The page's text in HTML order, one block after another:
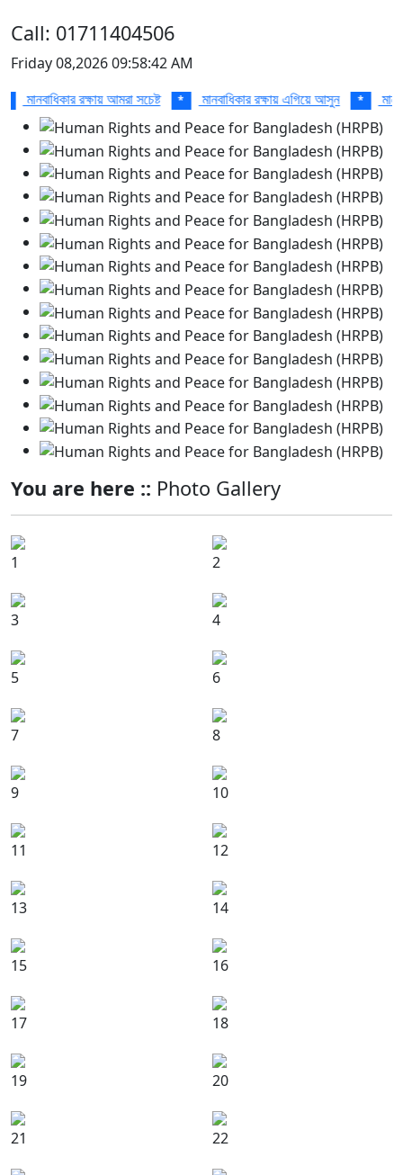
Call: 01711404506
Friday 08,2026 09:58:42 AM
মানবাধিকার রক্ষায় আমরা সচেষ্ট
মানবাধিকার রক্ষায় এগিয়ে আসুন
You are here :: Photo Gallery
1 2
3 4
5 6
7 8
9 10
11 12
13 14
15 16
17 18
19 20
21 22